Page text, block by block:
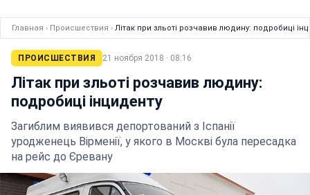
Главная › Происшествия › Літак при зльоті розчавив людину: подробиці
ПРОИСШЕСТВИЯ 21 ноября 2018 · 08:16
Літак при зльоті розчавив людину:
подробиці інциденту
Загиблим виявився депортований з Іспанії
уродженець Вірменії, у якого в Москві була пересадка
на рейс до Єревану